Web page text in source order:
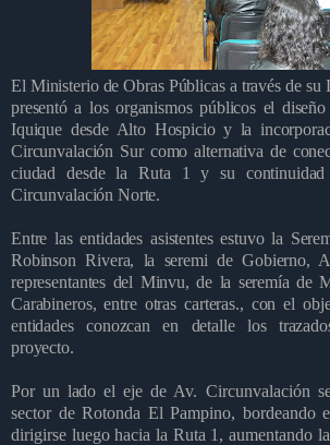
El Ministerio de Obras Públicas a través de
presentó a los organismos públicos el
Iquique desde Alto Hospicio y la
Circunvalación Sur como alternativa de
ciudad desde la Ruta 1 y su
Circunvalación Norte.
Entre las entidades asistentes estuvo la
Robinson Rivera, la seremi de Gobierno,
representantes del Minvu, de la seremía de
Carabineros, entre otras carteras., con el
entidades conozcan en detalle los
proyecto.
Por un lado el eje deAv. Circunvalación
sector de Rotonda El Pampino, bordeando
dirigirse luego hacia la Ruta 1, aumentando